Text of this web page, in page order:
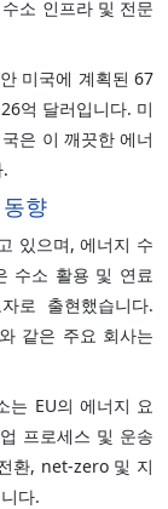
소 인프라 및 전문
미국에 계획된 67
억 달러입니다. 미
은 이 깨끗한 에너
향
있으며, 에너지 수
수소 활용 및 연료
로 출현했습니다.
같은 주요 회사는
는 EU의 에너지 요
프로세스 및 운송
환, net-zero 및 지
다.